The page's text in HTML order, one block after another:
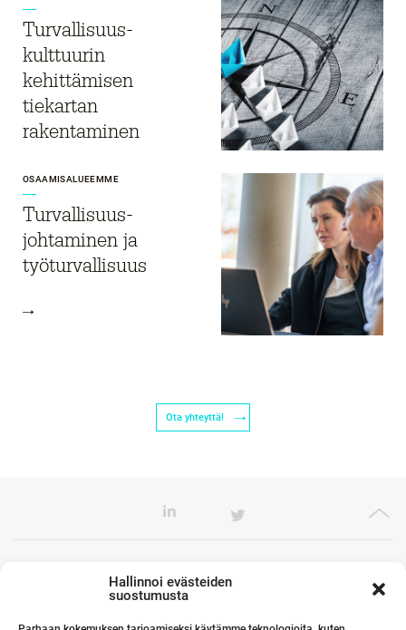
Hallinnoi evästeiden
suostumusta
Turvallisuus­
kulttuurin
kehittämisen
tiekartan
rakentaminen​
OSAAMISALUEEMME
Turvallisuus­
johtaminen ja
työturvallisuus
Ota yhteyttä!
Toimistomme Euroopassa